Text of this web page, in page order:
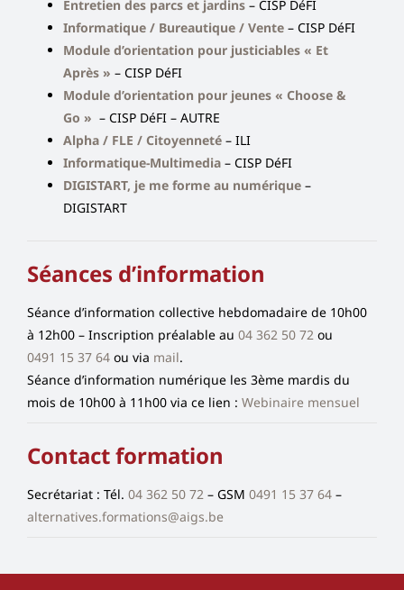
Entretien des parcs et jardins – CISP DéFI
Informatique / Bureautique / Vente– CISP DéFI
Module d’orientation pour justiciables « Et
Après » – CISP DéFI
Module d’orientation pour jeunes « Choose &
Go » – CISP DéFI – AUTRE
Alpha / FLE / Citoyenneté – ILI
Informatique-Multimedia – CISP DéFI
DIGISTART, je me forme au numérique–
DIGISTART
Séances d’information
Séance d’information collective hebdomadaire de 10h00
à 12h00 – Inscription préalable au 04 362 50 72ou
0491 15 37 64ou via mail.
Séance d’information numérique les 3ème mardis du
mois de 10h00 à 11h00 via ce lien : Webinaire mensuel
Contact formation
Secrétariat : Tél. 04 362 50 72– GSM 0491 15 37 64–
alternatives.formations@aigs.be